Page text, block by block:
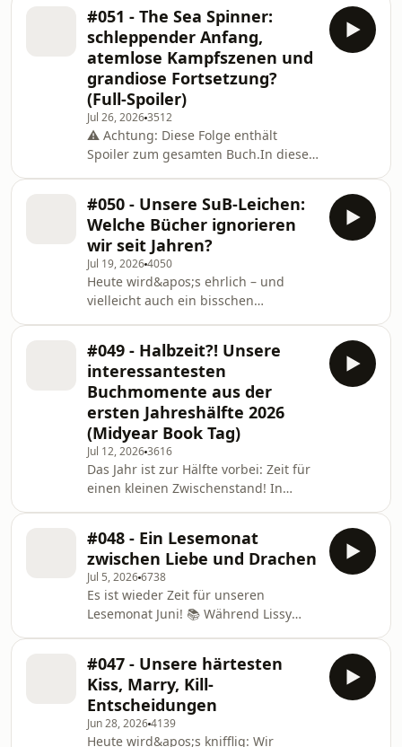
gemeinsam auf alles zurück, was seit
unserem letzten Book Bestie
Anniversary passiert ist. Wir packen
die Statistiken aus, sprechen über
unsere Podcast-Zahlen und geben
euch einen ehrlichen Blick hinter die
Kulissen: Wie entstehen unsere
Folgen? Wie planen wir ein ganze
#051 - The Sea Spinner:
schleppender Anfang,
atemlose Kampfszenen und
grandiose Fortsetzung?
(Full-Spoiler)
Jul 26, 20263512
⚠️ Achtung: Diese Folge enthält
Spoiler zum gesamten Buch.In dieser
die Fortsetzung ganz genau unter die
Lupe. Konnte das Buch an den
starken Auftakt anknüpfen? Was hat
uns begeistert und wo mussten wir
uns erst einmal durchkämpfen?Wir
diskutieren den langsamen Einstieg,
die mitreißenden Kampfszenen, die
Entwicklung der Figuren
#050 - Unsere SuB-Leichen:
Welche Bücher ignorieren
wir seit Jahren?
Jul 19, 20264050
Heute wird&apos;s ehrlich – und
vielleicht auch ein bisschen
die seit Jahren ungelesen im Regal
stehen und auf ihre große Chance
warten. Aber werden wir sie wirklich
noch lesen oder ist es Zeit?Lissy
erzählt von ihren Erfahrungen mit
SuB-Challenges und ob sie tatsächlich
dabei helfen, den Stapel ungelesener
Bücher zu verkleinern.
#049 - Halbzeit?! Unsere
interessantesten
Buchmomente aus der
ersten Jahreshälfte 2026
(Midyear Book Tag)
Jul 12, 20263616
Das Jahr ist zur Hälfte vorbei: Zeit für
einen kleinen Zwischenstand! In
Buchmomente, die uns in den ersten
sechs Monaten von 2026 am meisten
überrascht, begeistert oder
beschäftigt haben.Welche Bücher
waren bisher unsere größten
Highlights? Welche
Neuerscheinungen haben unsere
Erwartungen übertroffen? Und
welche Geschichten spuken
#048 - Ein Lesemonat
zwischen Liebe und Drachen
Jul 5, 20266738
Es ist wieder Zeit für unseren
Lesemonat Juni! 📚 Während Lissy
quer durch die Romance-Welt gehört
hat, ist Ann-Kathrin in fantastische
Welten abgetaucht – und hat sich mit
Mangas erfolgreich durch die
#047 - Unsere härtesten
Kiss, Marry, Kill-
Entscheidungen
Jun 28, 20264139
Heute wird&apos;s knifflig: Wir